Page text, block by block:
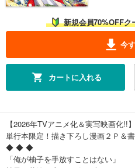
新規会員70%OFFク
今
カートに入れる
【2026年TVアニメ化＆実写映画化!!】
単行本限定！描き下ろし漫画２Ｐ＆
◆ ◆ ◆
「俺が柚子を手放すことはない」